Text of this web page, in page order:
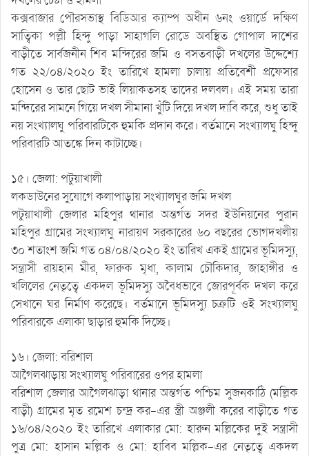
কক্সবাজার পৌরসভাস্থ বিডিআর ক্যাম্প অধীন ৬নং ওয়ার্ডে দক্ষিণ
সাত্বিকা পল্লী হিন্দু পাড়া সাহাগলি রোডে অবস্থিত গোপাল দাশের
বাড়ীতে সার্বজনীন শিব মন্দিরের জমি ও বসতবাড়ী দখলের উদ্দেশ্যে
গত ২২/০৪/২০২০ ইং তারিখে হামলা চালায় প্রতিবেশী প্রফেসার
হোসেন ও তার ছোট ভাই লিয়াকতসহ তাদের দলবল। এই সময় তারা
মন্দিরের সামনে গিয়ে দখল সীমানা খুঁটি দিয়ে দখল দাবি করে, শুধু তাই
নয় সংখ্যালঘু পরিবারটিকে হুমকি প্রদান করে। বর্তমানে সংখ্যালঘু হিন্দু
পরিবারটি আতঙ্কে দিন কাটাচ্ছে।
১৫। জেলা: পটুয়াখালী
লকডাউনের সুযোগে কলাপাড়ায় সংখ্যালঘুর জমি দখল
পটুয়াখালী জেলার মহিপুর থানার অন্তর্গত সদর ইউনিয়নের পুরান
মহিপুর গ্রামের সংখ্যালঘু নারায়ণ সরকারের ৬০ বছরের ভোগদখলীয়
৩০ শতাংশ জমি গত ০৪/০৪/২০২০ ইং তারিখ একই গ্রামের ভূমিদস্যু,
সন্ত্রাসী রায়হান মীর, ফারুক মৃধা, কালাম চৌকিদার, জাহাঙ্গীর ও
খলিলের নেতৃত্বে একদল ভূমিদস্যু অবৈধভাবে জোরপূর্বক দখল করে
সেখানে ঘর নির্মাণ করেছে। বর্তমানে ভূমিদস্যু চক্রটি ওই সংখ্যালঘু
পরিবারকে এলাকা ছাড়ার হুমকি দিচ্ছে।
১৬। জেলা: বরিশাল
আগৈলঝাড়ায় সংখ্যালঘু পরিবারের ওপর হামলা
বরিশাল জেলার আগৈলঝাড়া থানার অন্তর্গত পশ্চিম সুজনকাঠি (মল্লিক
বাড়ী) গ্রামের মৃত রমেশ চন্দ্র কর-এর স্ত্রী অঞ্জলী করের বাড়ীতে গত
১৬/০৪/২০২০ ইং তারিখে এলাকার মো: হারুন মল্লিকের দুই সন্ত্রাসী
পুত্র মো: হাসান মল্লিক ও মো: হাবিব মল্লিক-এর নেতৃত্বে একদল